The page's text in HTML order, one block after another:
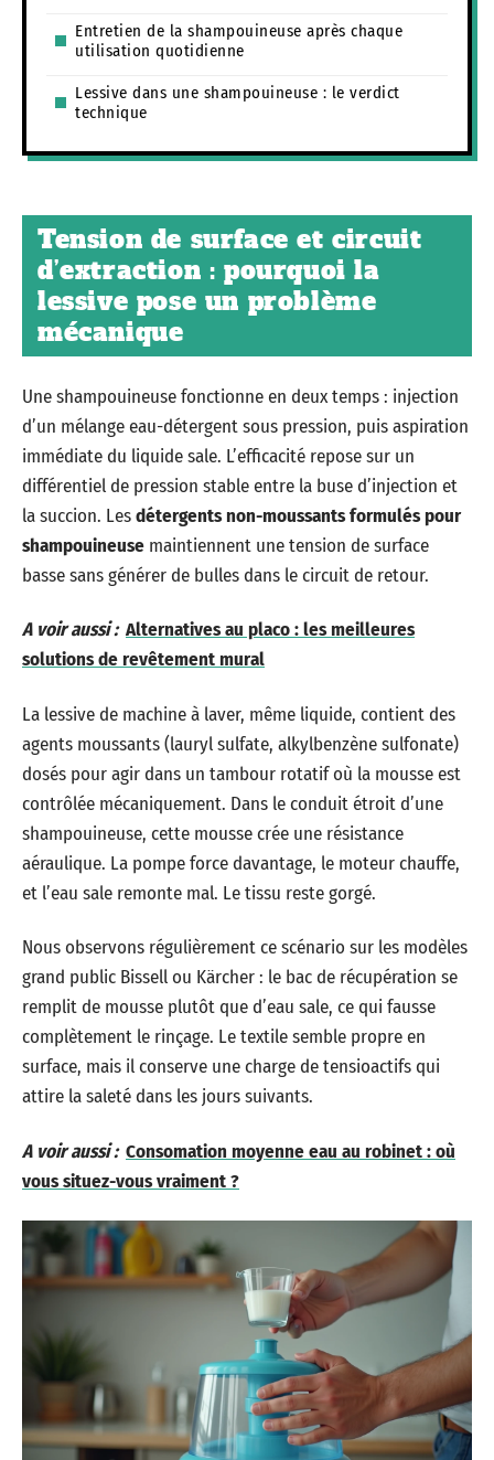
Entretien de la shampouineuse après chaque
utilisation quotidienne
Lessive dans une shampouineuse : le verdict
technique
Tension de surface et circuit
d’extraction : pourquoi la
lessive pose un problème
mécanique
Une shampouineuse fonctionne en deux temps : injection
d’un mélange eau-détergent sous pression, puis aspiration
immédiate du liquide sale. L’efficacité repose sur un
différentiel de pression stable entre la buse d’injection et
la succion. Lesdétergents non-moussants formulés pour
shampouineuse maintiennent une tension de surface
basse sans générer de bulles dans le circuit de retour.
A voir aussi : Alternatives au placo : les meilleures
solutions de revêtement mural
La lessive de machine à laver, même liquide, contient des
agents moussants (lauryl sulfate, alkylbenzène sulfonate)
dosés pour agir dans un tambour rotatif où la mousse est
contrôlée mécaniquement. Dans le conduit étroit d’une
shampouineuse, cette mousse crée une résistance
aéraulique. La pompe force davantage, le moteur chauffe,
et l’eau sale remonte mal. Le tissu reste gorgé.
Nous observons régulièrement ce scénario sur les modèles
grand public Bissell ou Kärcher : le bac de récupération se
remplit de mousse plutôt que d’eau sale, ce qui fausse
complètement le rinçage. Le textile semble propre en
surface, mais il conserve une charge de tensioactifs qui
attire la saleté dans les jours suivants.
A voir aussi : Consomation moyenne eau au robinet : où
vous situez-vous vraiment ?